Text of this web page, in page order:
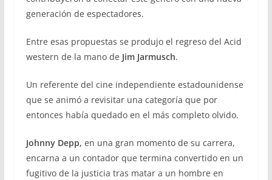
generación de espectadores.
Entre esas propuestas se produjo el regreso del Acid
western de la mano de Jim Jarmusch.
Un referente del cine independiente estadounidense
que se animó a revisitar una categoría que por
entonces había quedado en el más completo olvido.
Johnny Depp, en una gran momento de su carrera,
encarna a un contador que termina convertido en un
fugitivo de la justicia tras matar a un hombre en